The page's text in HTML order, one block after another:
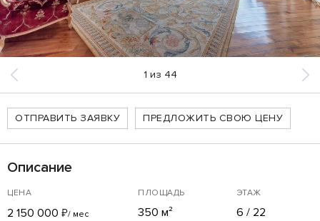
1 из 44
ОТПРАВИТЬ ЗАЯВКУ ПРЕДЛОЖИТЬ СВОЮ ЦЕНУ
Описание
ЦЕНА
2 150 000 ₽/ мес
ПЛОЩАДЬ
350 м²
ЭТАЖ
6 / 22